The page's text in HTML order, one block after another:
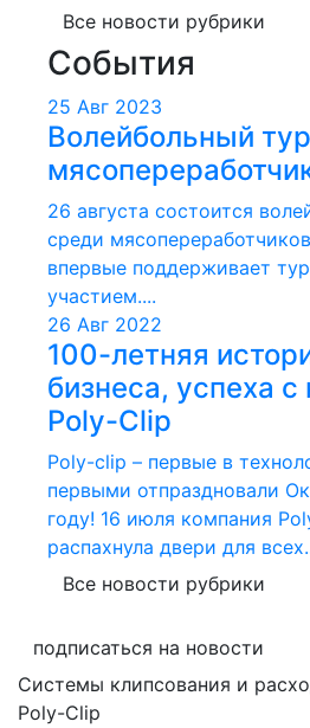
Все новости рубрики
События
25 Авг 2023
Волейбольный
26 августа состоится
среди
впервые поддерживает
участием....
26 Авг 2022
100-летняя
бизнеса, успеха
Poly-Clip
Poly-clip – первые в
первыми отпраздновали
году! 16 июля компания
распахнула двери для
Все новости рубрики
подписаться на новости
Системы клипсования и
Poly-Clip